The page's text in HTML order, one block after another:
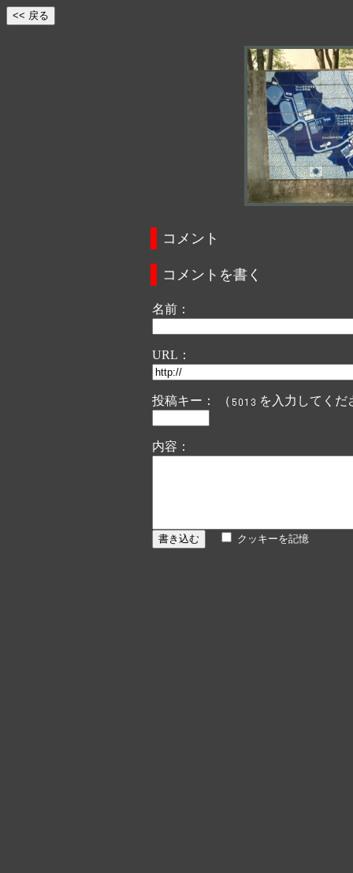
コメント
コメントを書く
名前：
URL：
投稿キー： （ を入力してくだ
内容：
クッキーを記憶